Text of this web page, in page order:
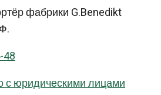
фабрики G.Benedikt
48
с юридическими лицами